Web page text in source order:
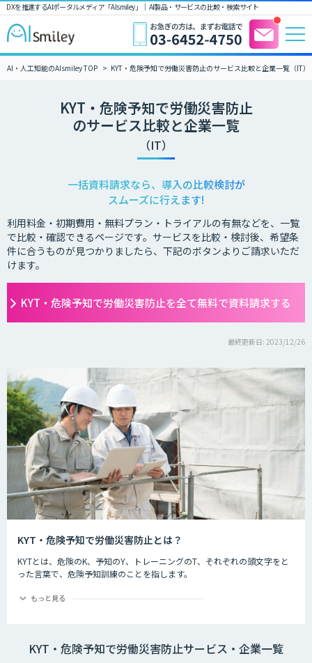
DXを推進するAIポータルメディア「AIsmiley」｜ AI製品・サービスの比較・検索サイト
AI・人工知能のAIsmiley TOP KYT・危険予知で労働災害防止のサービス比較と企業一覧（IT）
KYT・危険予知で労働災害防止
のサービス比較と企業一覧
（IT）
一括資料請求なら、導入の比較検討が
スムーズに行えます!
利用料金・初期費用・無料プラン・トライアルの有無などを、一覧
で比較・確認できるページです。サービスを比較・検討後、希望条
件に合うものが見つかりましたら、下記のボタンよりご請求いただ
けます。
KYT・危険予知で労働災害防止を全て無料で資料請求する
最終更新日: 2023/12/26
KYT・危険予知で労働災害防止とは？
KYTとは、危険のK、予知のY、トレーニングのT、それぞれの頭文字をと
った言葉で、危険予知訓練のことを指します。
イントを指差呼称や指差唱和、安全対策をし防止を図ること。
もっと見る
KYT・危険予知で労働災害防止サービス・企業一覧